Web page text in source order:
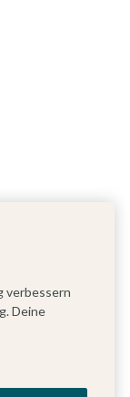
verbessern
Deine